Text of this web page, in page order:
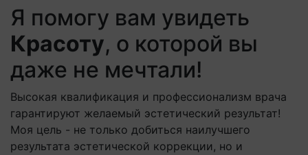
Я помогу вам увидеть
Красоту, о которой вы
даже не мечтали!
Высокая квалификация и профессионализм врача
гарантируют желаемый эстетический результат!
Моя цель - не только добиться наилучшего
результата эстетической коррекции, но и